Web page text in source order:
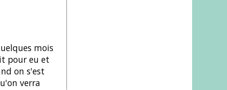
mois
pour eu et
on s'est
verra